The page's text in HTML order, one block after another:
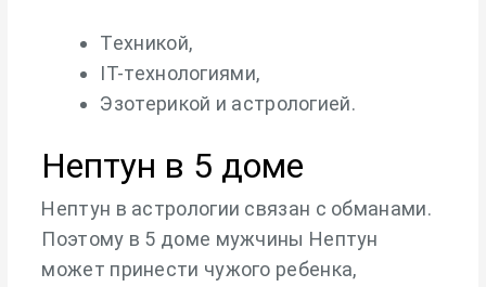
Техникой,
IT-технологиями,
Эзотерикой и астрологией.
Нептун в 5 доме
Нептун в астрологии связан с обманами.
Поэтому в 5 доме мужчины Нептун
может принести чужого ребенка,